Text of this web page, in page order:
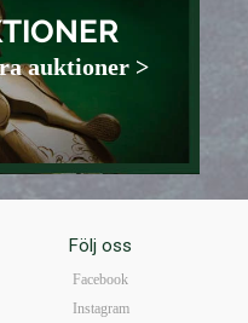
auktioner >
Följ oss
Facebook
Instagram